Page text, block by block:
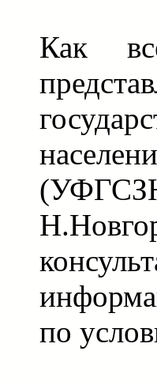
Как
по